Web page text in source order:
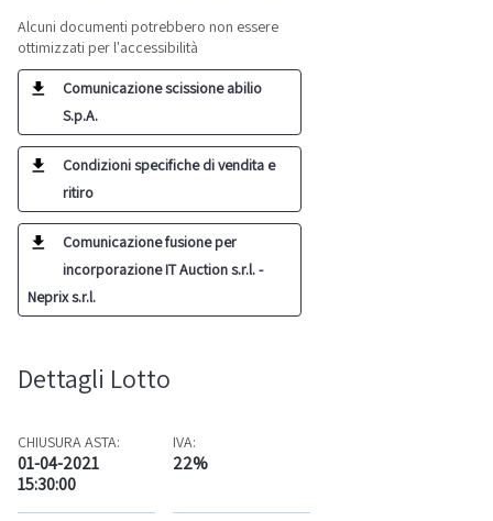
Alcuni documenti potrebbero non essere
ottimizzati per l'accessibilità
Comunicazione scissione abilio
S.p.A.
Condizioni specifiche di vendita e
ritiro
Comunicazione fusione per
incorporazione IT Auction s.r.l. -
Neprix s.r.l.
Dettagli Lotto
CHIUSURA ASTA:
01-04-2021
15:30:00
IVA:
22%